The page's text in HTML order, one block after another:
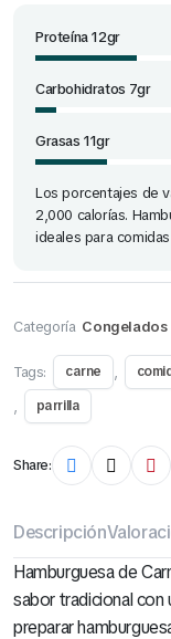
Proteína 12gr
Carbohidratos 7gr
Grasas 11gr
Los porcentajes de
2,000 calorías.
ideales para
Categoría Congelados
Tags: carne ,
, parrilla
Share:
Descripción
Hamburguesa de
sabor tradicional
preparar